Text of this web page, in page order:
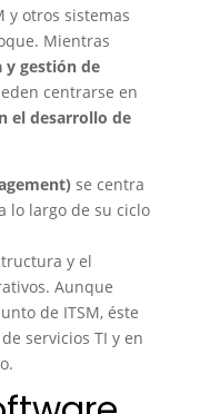
y otros sistemas
Mientras
y gestión de
centrarse en
el desarrollo de
se centra
lo largo de su ciclo
y el
Aunque
de ITSM, éste
servicios TI y en